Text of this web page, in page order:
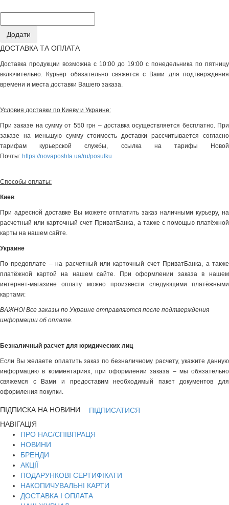
ДОСТАВКА ТА ОПЛАТА
Доставка продукции возможна с 10:00 до 19:00 с понедельника по пятницу
включительно. Курьер обязательно свяжется с Вами для подтверждения
времени и места доставки Вашего заказа.
Условия доставки по Киеву и Украине:
При заказе на сумму от 550 грн – доставка осуществляется бесплатно. При
заказе на меньшую сумму стоимость доставки рассчитывается согласно
тарифам курьерской службы, ссылка на тарифы Новой
Почты: https://novaposhta.ua/ru/posulku
Способы оплаты:
Киев
При адресной доставке Вы можете отплатить заказ наличными курьеру, на
расчетный или карточный счет ПриватБанка, а также с помощью платёжной
карты на нашем сайте.
Украине
По предоплате – на расчетный или карточный счет ПриватБанка, а также
платёжной картой на нашем сайте. При оформлении заказа в нашем
интернет-магазине оплату можно произвести следующими платёжными
картами:
ВАЖНО! Все заказы по Украине отправляются после подтверждения
информации об оплате.
Безналичный расчет для юридических лиц
Если Вы желаете оплатить заказ по безналичному расчету, укажите данную
информацию в комментариях, при оформлении заказа – мы обязательно
свяжемся с Вами и предоставим необходимый пакет документов для
оформления покупки.
ПІДПИСКА НА НОВИНИ
ПІДПИСАТИСЯ
НАВІГАЦІЯ
ПРО НАС/СПІВПРАЦЯ
НОВИНИ
БРЕНДИ
АКЦІЇ
ПОДАРУНКОВІ СЕРТИФІКАТИ
НАКОПИЧУВАЛЬНІ КАРТИ
ДОСТАВКА І ОПЛАТА